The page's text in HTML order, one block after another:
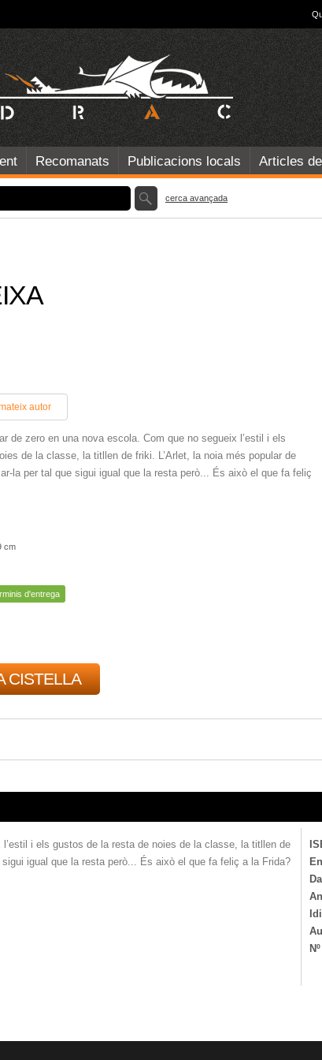
Recomanats Publicacions locals Articles
cerca avançada
autor
de zero en una nova escola. Com que no segueix l’estil i els
de la classe, la titllen de friki. L’Arlet, la noia més popular de
la per tal que sigui igual que la resta però... És això el que fa feliç
cm
d'entrega
CISTELLA
i els gustos de la resta de noies de la classe, la titllen de
igual que la resta però... És això el que fa feliç a la Frida?